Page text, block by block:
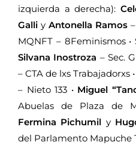
izquierda a derecha):
Galli y Antonella Ramos–
MQNFT – 8Feminismos•
Silvana Inostroza – Sec.
– CTA de lxs Trabajadorxs •
– Nieto 133 • Miguel
Abuelas de Plaza de
Fermina Pichumil y
del Parlamento Mapuche